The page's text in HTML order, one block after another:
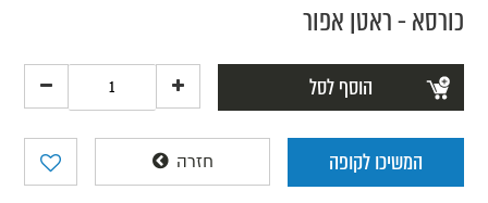
כורסא - ראטן אפור
הוסף לסל
המשיכו לקופה חזרה